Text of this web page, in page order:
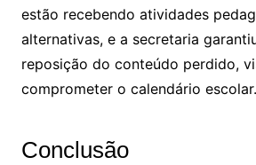
estão recebendo atividades
alternativas, e a secretaria
reposição do conteúdo perdido,
comprometer o calendário escolar.
Conclusão